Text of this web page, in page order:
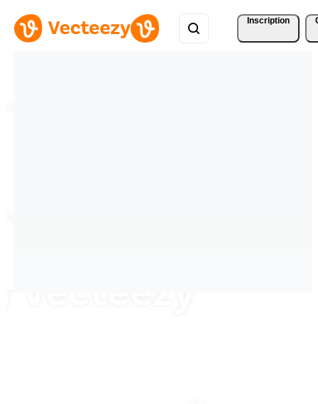
Inscription